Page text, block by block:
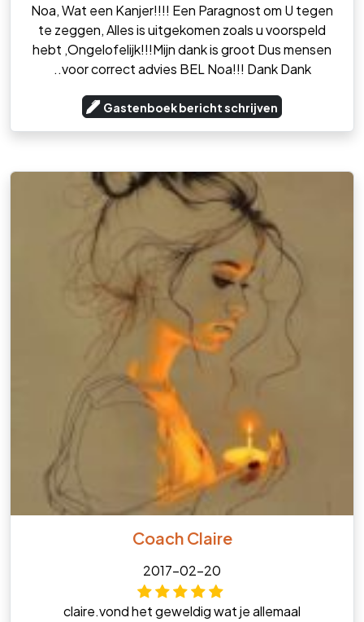
Noa, Wat een Kanjer!!!! Een Paragnost om U tegen
te zeggen, Alles is uitgekomen zoals u voorspeld
hebt ,Ongelofelijk!!!Mijn dank is groot Dus mensen
..voor correct advies BEL Noa!!! Dank Dank
Gastenboek bericht schrijven
Coach Claire
2017-02-20
claire.vond het geweldig wat je allemaal